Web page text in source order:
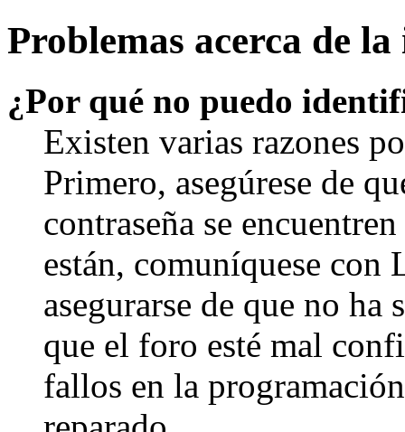
Problemas acerca de
¿Por qué no puedo
Existen varias razones
Primero, asegúrese de
contraseña se
están, comuníquese
asegurarse de que no
que el foro esté mal
fallos en la